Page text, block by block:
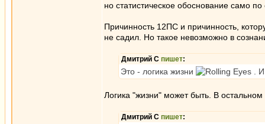
но статистическое обоснование само
Причинность 12ПС и причинность,
не садил. Но такое невозможно в
Дмитрий С пишет:
Это - логика жизни .
Логика "жизни" может быть. В
Дмитрий С пишет: